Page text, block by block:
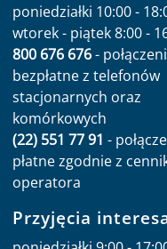
poniedziałki 10:00 -
wtorek - piątek 8:00 -
800 676 676-
bezpłatne z telefonów
stacjonarnych oraz
komórkowych
(22) 551 77 91 -
płatne zgodnie z
operatora
Przyjęcia